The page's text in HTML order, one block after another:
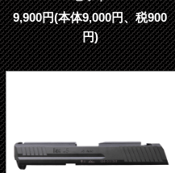
9,900円(本体9,000円、税900
円)